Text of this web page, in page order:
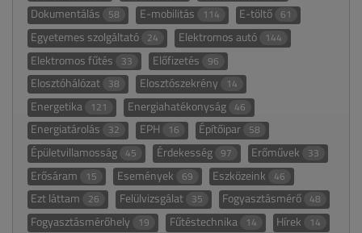
Dokumentálás 58 E-mobilitás 114 E-töltő 61
Egyetemes szolgáltató 24 Elektromos autó 144
Elektromos fűtés 33 Előfizetés 96
Elosztóhálózat 38 Elosztószekrény 14
Energetika 121 Energiahatékonyság 46
Energiatárolás 32 EPH 16 Építőipar 58
Épületvillamosság 45 Érdekesség 97 Erőművek 33
Erősáram 15 Események 69 Eszközeink 46
Ezt láttam 26 Felülvizsgálat 35 Fogyasztásmérő 48
Fogyasztásmérőhely 19 Fűtéstechnika 14 Hírek 14